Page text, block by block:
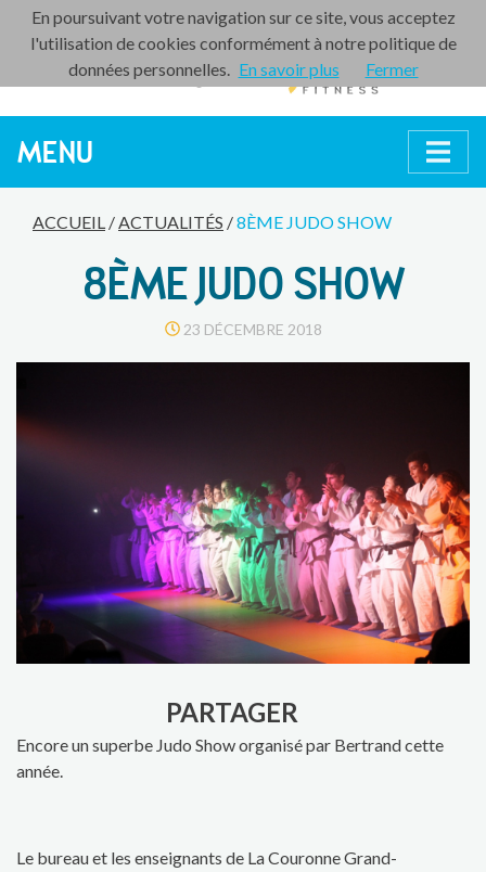
MENU
ACCUEIL / ACTUALITÉS /8ÈME JUDO SHOW
8ÈME JUDO SHOW
23 DÉCEMBRE 2018
PARTAGER
Encore un superbe Judo Show organisé par Bertrand cette
année.
Le bureau et les enseignants de La Couronne Grand-
En poursuivant votre navigation sur ce site, vous acceptez
l'utilisation de cookies conformément à notre politique de
données personnelles. En savoir plus Fermer